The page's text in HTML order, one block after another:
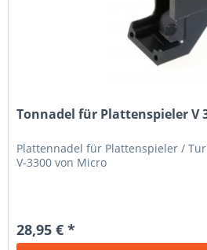
Tonnadel für Plattenspieler V
Plattennadel für Plattenspieler /
V-3300 von Micro
28,95 € *